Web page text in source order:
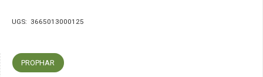
UGS: 3665013000125
PROPHAR